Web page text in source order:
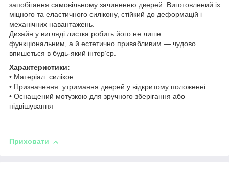
запобігання самовільному зачиненню дверей. Виготовлений із
міцного та еластичного силікону, стійкий до деформацій і
механічних навантажень.
Дизайн у вигляді листка робить його не лише
функціональним, а й естетично привабливим — чудово
впишеться в будь-який інтер’єр.
Характеристики:
• Матеріал: силікон
• Призначення: утримання дверей у відкритому положенні
• Оснащений мотузкою для зручного зберігання або
підвішування
Приховати